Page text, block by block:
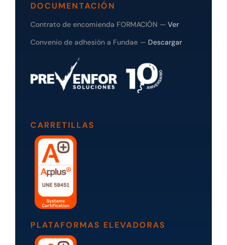
DOCUMENTACIÓN
Contrato de encomienda FORMACIÓN — Ver
Convenio de adhesión a Fundae — Descargar
CARRETILLAS
PLATAFORMAS ELEVADORAS